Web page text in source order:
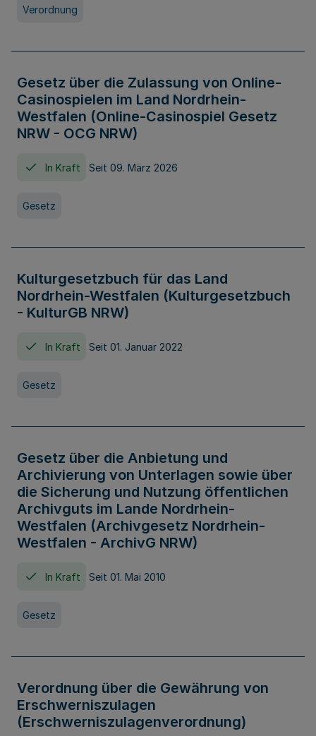
Verordnung
Gesetz über die Zulassung von Online-
Casinospielen im Land Nordrhein-
Westfalen (Online-Casinospiel Gesetz
NRW - OCG NRW)
In Kraft Seit 09. März 2026
Gesetz
Kulturgesetzbuch für das Land
Nordrhein-Westfalen (Kulturgesetzbuch
- KulturGB NRW)
In Kraft Seit 01. Januar 2022
Gesetz
Gesetz über die Anbietung und
Archivierung von Unterlagen sowie über
die Sicherung und Nutzung öffentlichen
Archivguts im Lande Nordrhein-
Westfalen (Archivgesetz Nordrhein-
Westfalen - ArchivG NRW)
In Kraft Seit 01. Mai 2010
Gesetz
Verordnung über die Gewährung von
Erschwerniszulagen
(Erschwerniszulagenverordnung)